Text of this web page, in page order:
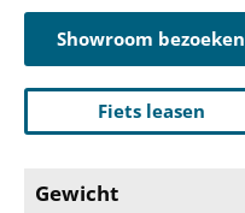
Showroom bezoeken
Fiets leasen
Gewicht